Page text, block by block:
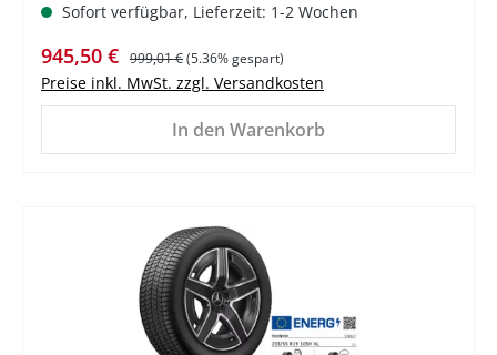
Sofort verfügbar, Lieferzeit: 1-2 Wochen
Verkaufspreis:
945,50 € Regulärer Preis:
999,01 €(5.36% gespart)
Preise inkl. MwSt. zzgl. Versandkosten
In den Warenkorb